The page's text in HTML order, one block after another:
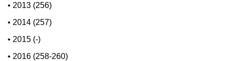
• 2013 (256)
• 2014 (257)
• 2015 (-)
• 2016 (258-260)